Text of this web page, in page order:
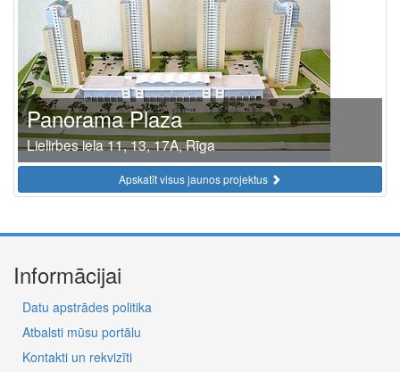
Panorama Plaza
Lielirbes iela 11, 13, 17A, Rīga
Apskatīt visus jaunos projektus
Informācijai
Datu apstrādes politika
Atbalsti mūsu portālu
Kontakti un rekvizīti